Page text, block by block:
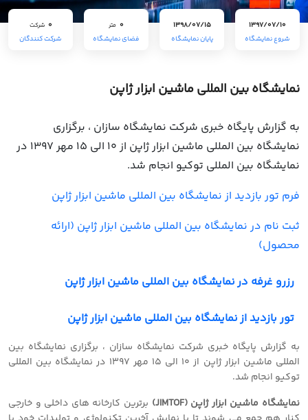
1397/07/10
شروع نمایشگاه
1398/07/15
پایان نمایشگاه
0 متر
فضای نمایشگاه
0 شرکت
شرکت کنندگان
نمایشگاه بین المللی ماشین ابزار ژاپن
به گزارش پایگاه خبری شرکت نمایشگاه سازان ، برگزاری
نمایشگاه بین المللی ماشین ابزار ژاپن از 10 الی 15 مهر 1397 در
نمایشگاه بین المللی توکیو انجام شد.
فرم تور بازدید از نمایشگاه بین المللی ماشین ابزار ژاپن
ثبت نام در نمایشگاه بین المللی ماشین ابزار ژاپن (ارائه
محصول)
رزرو غرفه در نمایشگاه بین المللی ماشین ابزار ژاپن
تور بازدید از نمایشگاه بین المللی ماشین ابزار ژاپن
به گزارش پایگاه خبری شرکت نمایشگاه سازان ، برگزاری نمایشگاه بین
المللی ماشین ابزار ژاپن از 10 الی 15 مهر 1397 در نمایشگاه بین المللی
توکیو انجام شد.
نمایشگاه ماشین ابزار ژاپن (JIMTOF)
برترین کارخانه های داخلی و خارجی